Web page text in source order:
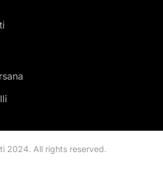
2024. All rights reserved.